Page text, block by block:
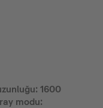
1600
modu: